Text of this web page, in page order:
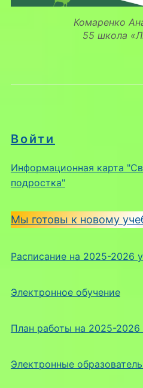
Войти
Информационная карта
подростка"
Мы готовы к новому
Расписание на 2025-2026
Электронное обучение
План работы на 2025-2026
Электронные
Комаренко
55 школа